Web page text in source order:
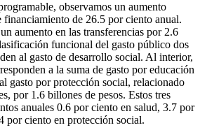
observamos un aumento
financiamiento de 26.5 por ciento anual.
aumento en las transferencias por 2.6
funcional del gasto público dos
al gasto de desarrollo social. Al interior,
a la suma de gasto por educación
gasto por protección social, relacionado
por 1.6 billones de pesos. Estos tres
anuales 0.6 por ciento en salud, 3.7 por
por ciento en protección social.